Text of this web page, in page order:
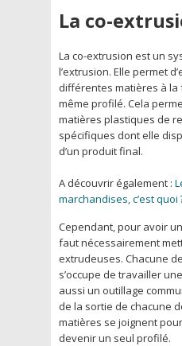
La co-
La co-extrusion est un
l’extrusion. Elle permet
différentes matières à la
même profilé. Cela
matières plastiques de
spécifiques dont elle
d’un produit final.
A découvrir également :
marchandises, c’est quoi
Cependant, pour avoir
faut nécessairement
extrudeuses. Chacune
s’occupe de travailler
aussi un outillage
de la sortie de chacune
matières se joignent
devenir un seul profilé.